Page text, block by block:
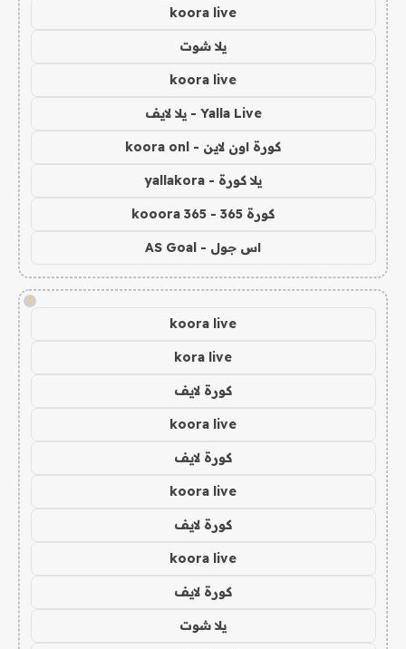
koora live
يلا شوت
koora live
Yalla Live - يلا لايف
كورة اون لاين - koora onl
يلا كورة - yallakora
كورة 365 - kooora 365
اس جول - AS Goal
!
koora live
kora live
كورة لايف
koora live
كورة لايف
koora live
كورة لايف
koora live
كورة لايف
يلا شوت